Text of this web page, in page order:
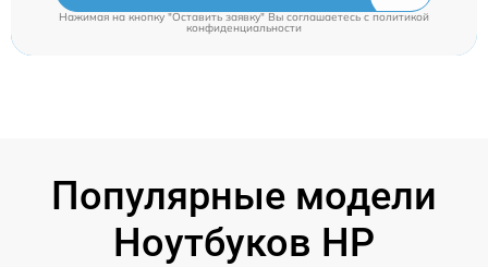
Нажимая на кнопку "Оставить заявку" Вы соглашаетесь cполитикой
конфиденциальности
Популярные модели
Ноутбуков HP